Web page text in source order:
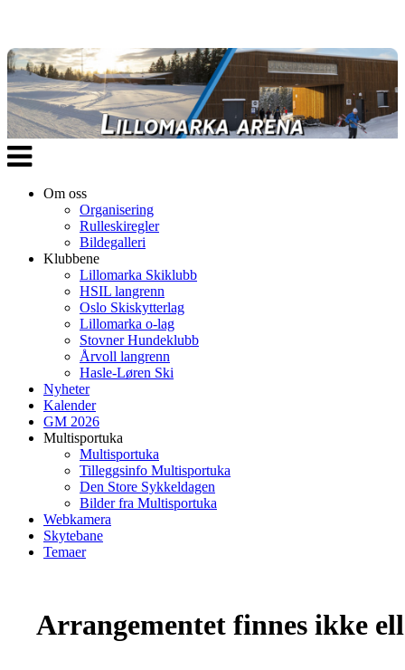
Veksle
navigasjon
Om oss
Organisering
Rulleskiregler
Bildegalleri
Klubbene
Lillomarka Skiklubb
HSIL langrenn
Oslo Skiskytterlag
Lillomarka o-lag
Stovner Hundeklubb
Årvoll langrenn
Hasle-Løren Ski
Nyheter
Kalender
GM 2026
Multisportuka
Multisportuka
Tilleggsinfo Multisportuka
Den Store Sykkeldagen
Bilder fra Multisportuka
Webkamera
Skytebane
Temaer
Arrangementet finnes ikke